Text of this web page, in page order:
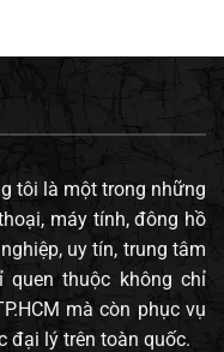
tôi là một trong những
máy tính, đông hồ
uy tín, trung tâm
quen thuộc không chỉ
mà còn phục vụ
đại lý trên toàn quốc.